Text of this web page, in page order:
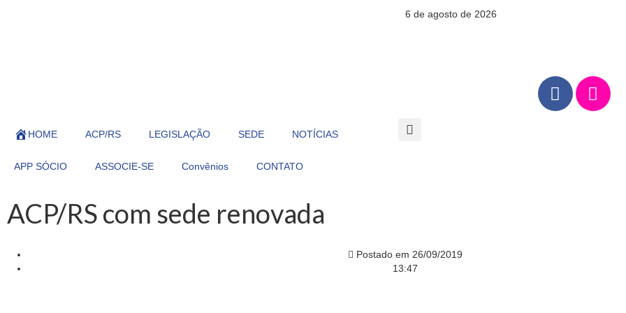
6 de agosto de 2026
HOME ACP/RS LEGISLAÇÃO SEDE NOTÍCIAS
APP SÓCIO ASSOCIE-SE Convênios CONTATO
ACP/RS com sede renovada
Postado em 26/09/2019
13:47